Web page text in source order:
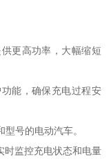
更高功率，大幅缩短
能，确保充电过程安
号的电动汽车。
时监控充电状态和电量